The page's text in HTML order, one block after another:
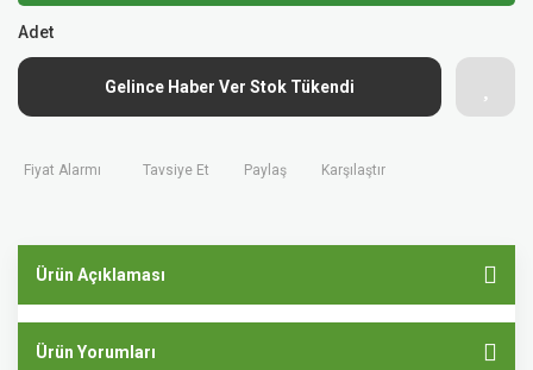
Adet
Gelince Haber Ver Stok Tükendi
Fiyat Alarmı Tavsiye Et Paylaş Karşılaştır
Ürün Açıklaması
Ürün Yorumları